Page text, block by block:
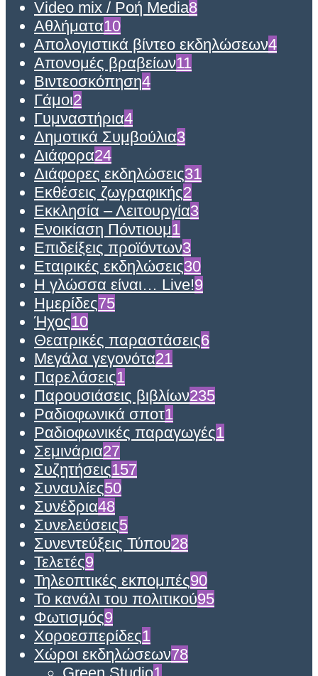
Video mix / Ροή Media8
Αθλήματα10
Απολογιστικά βίντεο εκδηλώσεων4
Απονομές βραβείων11
Βιντεοσκόπηση4
Γάμοι2
Γυμναστήρια4
Δημοτικά Συμβούλια3
Διάφορα24
Διάφορες εκδηλώσεις31
Εκθέσεις ζωγραφικής2
Εκκλησία – Λειτουργία3
Ενοικίαση Πόντιουμ1
Επιδείξεις προϊόντων3
Εταιρικές εκδηλώσεις30
Η γλώσσα είναι… Live!9
Ημερίδες75
Ήχος10
Θεατρικές παραστάσεις6
Μεγάλα γεγονότα21
Παρελάσεις1
Παρουσιάσεις βιβλίων235
Ραδιοφωνικά σποτ1
Ραδιοφωνικές παραγωγές1
Σεμινάρια27
Συζητήσεις157
Συναυλίες50
Συνέδρια48
Συνελεύσεις5
Συνεντεύξεις Τύπου28
Τελετές9
Τηλεοπτικές εκπομπές90
Το κανάλι του πολιτικού95
Φωτισμός9
Χοροεσπερίδες1
Χώροι εκδηλώσεων78